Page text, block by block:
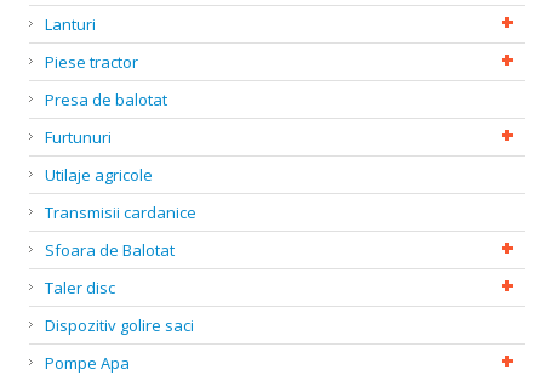
Lanturi
Piese tractor
Presa de balotat
Furtunuri
Utilaje agricole
Transmisii cardanice
Sfoara de Balotat
Taler disc
Dispozitiv golire saci
Pompe Apa